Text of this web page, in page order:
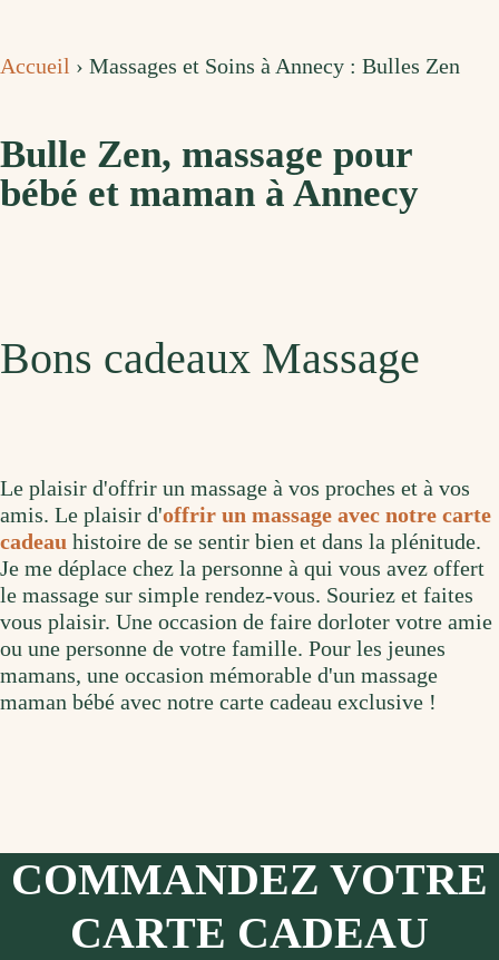
Accueil › Massages et Soins à Annecy : Bulles Zen
Bulle Zen, massage pour
bébé et maman à Annecy
Bons cadeaux Massage
Le plaisir d'offrir un massage à vos proches et à vos
amis. Le plaisir d'offrir un massage avec notre carte
cadeau histoire de se sentir bien et dans la plénitude.
Je me déplace chez la personne à qui vous avez offert
le massage sur simple rendez-vous. Souriez et faites
vous plaisir. Une occasion de faire dorloter votre amie
ou une personne de votre famille. Pour les jeunes
mamans, une occasion mémorable d'un massage
maman bébé avec notre carte cadeau exclusive !
COMMANDEZ VOTRE
CARTE CADEAU